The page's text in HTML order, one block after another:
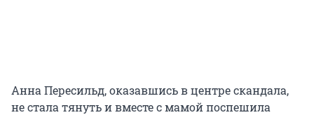
Анна Пересильд, оказавшись в центре скандала,
не стала тянуть и вместе с мамой поспешила